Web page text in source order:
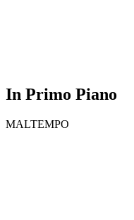
In Primo Piano
MALTEMPO